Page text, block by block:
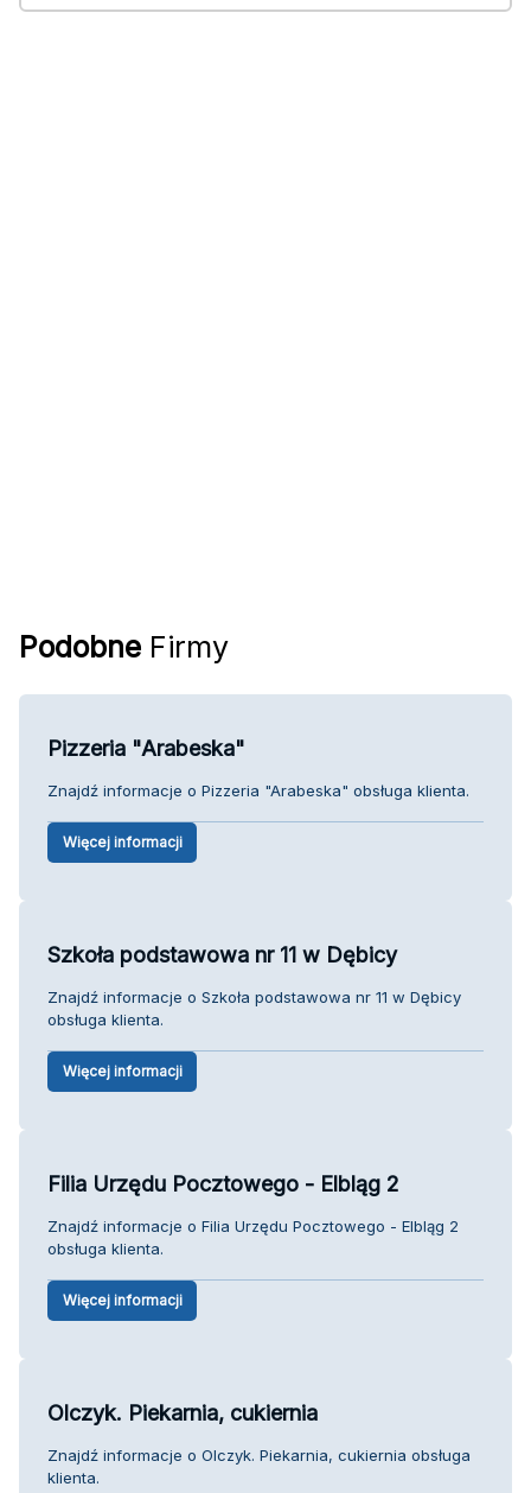
Podobne Firmy
Pizzeria "Arabeska"
Znajdź informacje o Pizzeria "Arabeska" obsługa klienta.
Więcej informacji
Szkoła podstawowa nr 11 w Dębicy
Znajdź informacje o Szkoła podstawowa nr 11 w Dębicy
obsługa klienta.
Więcej informacji
Filia Urzędu Pocztowego - Elbląg 2
Znajdź informacje o Filia Urzędu Pocztowego - Elbląg 2
obsługa klienta.
Więcej informacji
Olczyk. Piekarnia, cukiernia
Znajdź informacje o Olczyk. Piekarnia, cukiernia obsługa
klienta.